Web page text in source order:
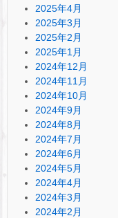
2025年4月
2025年3月
2025年2月
2025年1月
2024年12月
2024年11月
2024年10月
2024年9月
2024年8月
2024年7月
2024年6月
2024年5月
2024年4月
2024年3月
2024年2月